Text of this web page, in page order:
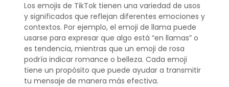
Los emojis de TikTok tienen una variedad de usos
y significados que reflejan diferentes emociones y
contextos. Por ejemplo, el emoji de llama puede
usarse para expresar que algo está “en llamas” o
es tendencia, mientras que un emoji de rosa
podría indicar romance o belleza. Cada emoji
tiene un propósito que puede ayudar a transmitir
tu mensaje de manera más efectiva.